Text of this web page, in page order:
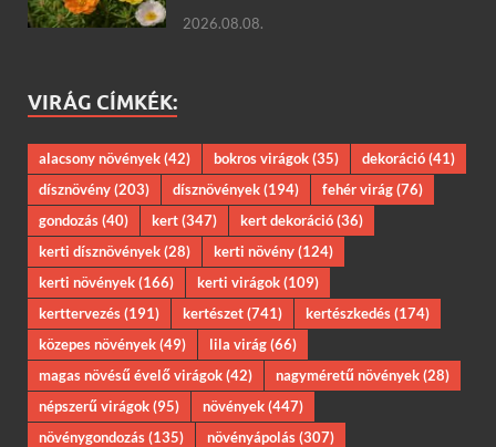
2026.08.08.
VIRÁG CÍMKÉK:
alacsony növények(42) bokros virágok(35) dekoráció(41)
dísznövény(203) dísznövények(194) fehér virág(76)
gondozás(40) kert(347) kert dekoráció(36)
kerti dísznövények(28) kerti növény(124)
kerti növények(166) kerti virágok(109)
kerttervezés(191) kertészet(741) kertészkedés(174)
közepes növények(49) lila virág(66)
magas növésű évelő virágok(42) nagyméretű növények(28)
népszerű virágok(95) növények(447)
növénygondozás(135) növényápolás(307)